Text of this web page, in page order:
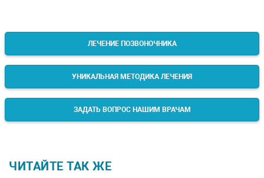
ЛЕЧЕНИЕ ПОЗВОНОЧНИКА
УНИКАЛЬНАЯ МЕТОДИКА ЛЕЧЕНИЯ
ЗАДАТЬ ВОПРОС НАШИМ ВРАЧАМ
ЧИТАЙТЕ ТАК ЖЕ